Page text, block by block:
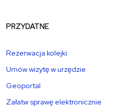
PRZYDATNE
Rezerwacja kolejki
Umów wizytę w urzędzie
Geoportal
Załatw sprawę elektronicznie